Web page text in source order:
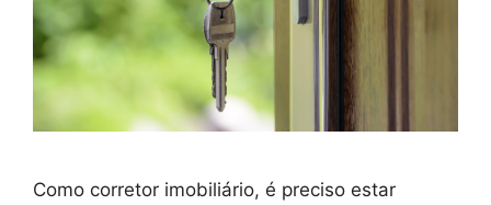
Como corretor imobiliário, é preciso estar